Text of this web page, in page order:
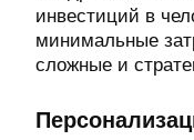
инвестиций в
минимальные
сложные и